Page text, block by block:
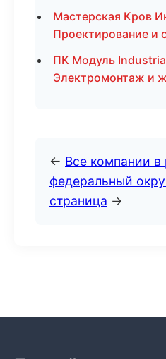
Мастерская Кров
Проектирование и
ПК Модуль
Электромонтаж и
← Все компании
федеральный
страница →